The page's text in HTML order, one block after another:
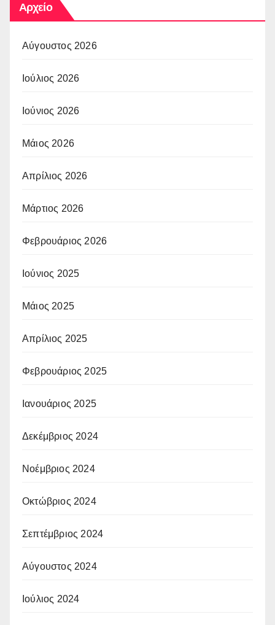
Αρχείο
Αύγουστος 2026
Ιούλιος 2026
Ιούνιος 2026
Μάιος 2026
Απρίλιος 2026
Μάρτιος 2026
Φεβρουάριος 2026
Ιούνιος 2025
Μάιος 2025
Απρίλιος 2025
Φεβρουάριος 2025
Ιανουάριος 2025
Δεκέμβριος 2024
Νοέμβριος 2024
Οκτώβριος 2024
Σεπτέμβριος 2024
Αύγουστος 2024
Ιούλιος 2024